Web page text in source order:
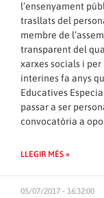
l’ensenyament
trasllats del
membre de
transparent del
xarxes socials i
interines fa anys
Educatives
passar a ser
convocatòria a
LLEGIR MÉS »
05/07/2017 - 16:32:00